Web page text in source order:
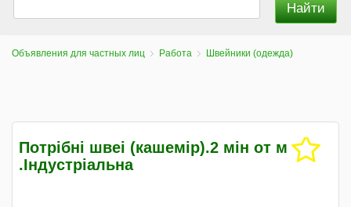
Объявления для частных лиц Работа Швейники (одежда)
Потрібні швеі (кашемір).2 мін от м
.Індустріальна